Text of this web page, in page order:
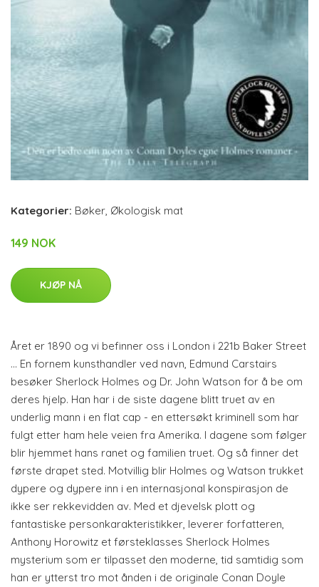
Kategorier: Bøker, Økologisk mat
149 NOK
KJØP NÅ
Året er 1890 og vi befinner oss i London i 221b Baker Street
… En fornem kunsthandler ved navn, Edmund Carstairs
besøker Sherlock Holmes og Dr. John Watson for å be om
deres hjelp. Han har i de siste dagene blitt truet av en
underlig mann i en flat cap - en ettersøkt kriminell som har
fulgt etter ham hele veien fra Amerika. I dagene som følger
blir hjemmet hans ranet og familien truet. Og så finner det
første drapet sted. Motvillig blir Holmes og Watson trukket
dypere og dypere inn i en internasjonal konspirasjon de
ikke ser rekkevidden av. Med et djevelsk plott og
fantastiske personkarakteristikker, leverer forfatteren,
Anthony Horowitz et førsteklasses Sherlock Holmes
mysterium som er tilpasset den moderne, tid samtidig som
han er ytterst tro mot ånden i de originale Conan Doyle